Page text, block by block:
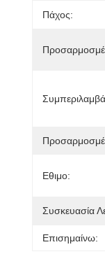
Πάχος:
Εθιμο:
Συσκευασία
Επισημαίνω: